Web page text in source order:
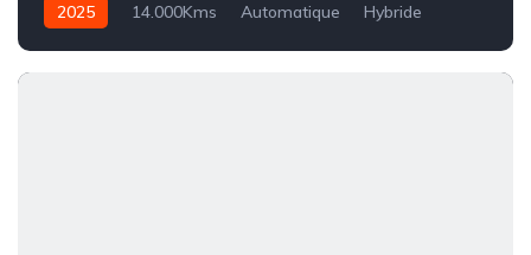
2025 14.000Kms Automatique
Hybride